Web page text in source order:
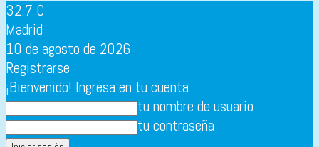
32.7 C
Madrid
10 de agosto de 2026
Registrarse
¡Bienvenido! Ingresa en tu cuenta
tu nombre de usuario
tu contraseña